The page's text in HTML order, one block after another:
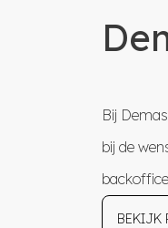
Bij
bij de
BEKIJK